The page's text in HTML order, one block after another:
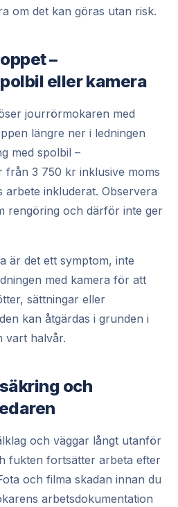
om det kan göras utan risk.
–
eller kamera
jourrörmokaren med
längre ner i ledningen
med spolbil –
från 3 750 kr inklusive moms
arbete inkluderat. Observera
rengöring och därför inte ger
är det ett symptom, inte
med kamera för att
sättningar eller
kan åtgärdas i grunden i
vart halvår.
och
och väggar långt utanför
fukten fortsätter arbeta efter
och filma skadan innan du
arbetsdokumentation